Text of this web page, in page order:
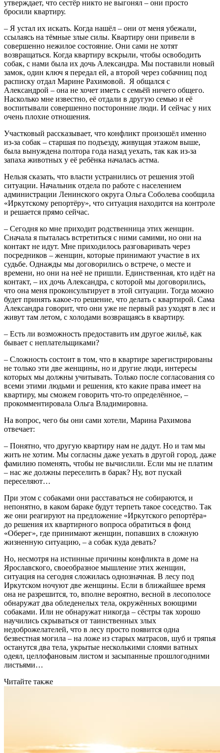
утверждает, что сестёр никто не выгонял – они просто
бросили квартиру.
– Я устал их искать. Когда нашёл – они от меня убежали,
ссылаясь на тёмные злые силы. Квартиру они привели в
совершенно нежилое состояние. Они сами не хотят
возвращаться. Когда квартиру вскрыли, чтобы освободить
собак, с нами была их дочь Александра. Мы поставили новый
замок, один ключ я передал ей, а второй через собачниц под
расписку отдал Марине Рахимовой. Я общался с
Александрой – она не хочет иметь с семьёй ничего общего.
Насколько мне известно, её отдали в другую семью и её
воспитывали совершенно посторонние люди. И сейчас у них
очень плохие отношения.
Участковый рассказывает, что конфликт произошёл именно
из-за собак – старшая по подъезду, живущая этажом выше,
была вынуждена полтора года назад уехать, так как из-за
запаха животных у её ребёнка началась астма.
Нельзя сказать, что власти устранились от решения этой
ситуации. Начальник отдела по работе с населением
администрации Ленинского округа Ольга Соболева сообщила
«Иркутскому репортёру», что ситуация находится на контроле
и решается прямо сейчас.
– Сегодня ко мне приходит родственница этих женщин.
Сначала я пыталась встретиться с ними самими, но они на
контакт не идут. Мне приходилось разговаривать через
посредников – женщин, которые принимают участие в их
судьбе. Однажды мы договорились о встрече, о месте и
времени, но они на неё не пришли. Единственная, кто идёт на
контакт, – их дочь Александра, с которой мы договорились,
что она меня проконсультирует в этой ситуации. Тогда можно
будет принять какое-то решение, что делать с квартирой. Сама
Александра говорит, что они уже не первый раз уходят в лес и
живут там летом, с холодами возвращаясь в квартиру.
– Есть ли возможность предоставить им другое жильё, как
бывает с неплательщиками?
– Сложность состоит в том, что в квартире зарегистрированы
не только эти две женщины, но и другие люди, интересы
которых мы должны учитывать. Только после согласования со
всеми этими людьми и решения, кто какие права имеет на
квартиру, мы сможем говорить что-то определённое, –
прокомментировала Ольга Владимировна.
На вопрос, чего бы они сами хотели, Марина Рахимова
отвечает:
– Понятно, что другую квартиру нам не дадут. Но и там мы
жить не хотим. Мы согласны даже уехать в другой город, даже
фамилию поменять, чтобы не вычислили. Если мы не платим
– нас же должны переселить в барак? Ну, вот пускай
переселяют…
При этом с собаками они расставаться не собираются, и
непонятно, в каком бараке будут терпеть такое соседство. Так
же они реагируют на предложение «Иркутского репортёра»
до решения их квартирного вопроса обратиться в фонд
«Оберег», где принимают женщин, попавших в сложную
жизненную ситуацию, – а собак куда девать?
Но, несмотря на истинные причины конфликта в доме на
Ярославского, своеобразное мышление этих женщин,
ситуация на сегодня сложилась однозначная. В лесу под
Иркутском ночуют две женщины. Если в ближайшее время
она не разрешится, то, вполне вероятно, весной в лесополосе
обнаружат два обледенелых тела, окружённых воющими
собаками. Или не обнаружат никогда – сёстры так хорошо
научились скрываться от таинственных злых
недоброжелателей, что в лесу просто появится одна
безвестная могила – на ложе из старых матрасов, шуб и тряпья
останутся два тела, укрытые несколькими слоями ватных
одеял, целлофановым листом и засыпанные прошлогодними
листьями…
Читайте также